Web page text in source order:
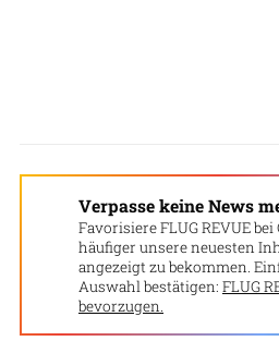
Verpasse keine News
Favorisiere FLUG REVUE
häufiger unsere neuesten
angezeigt zu bekommen.
Auswahl bestätigen: FLUG
bevorzugen.